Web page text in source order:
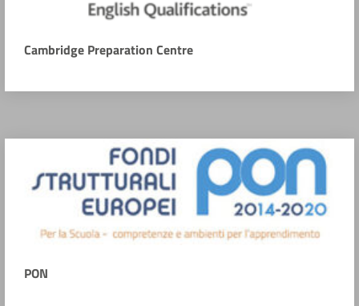
Cambridge Preparation Centre
PON